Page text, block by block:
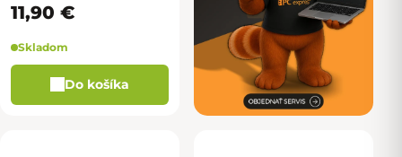
11,90 €
Skladom
Do košíka